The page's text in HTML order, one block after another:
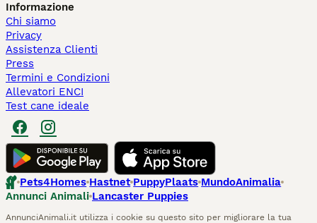
Informazione
Chi siamo
Privacy
Assistenza Clienti
Press
Termini e Condizioni
Allevatori ENCI
Test cane ideale
Pets4Homes Hastnet PuppyPlaats MundoAnimalia
Annunci Animali Lancaster Puppies
AnnunciAnimali.it utilizza i cookie su questo sito per migliorare la tua